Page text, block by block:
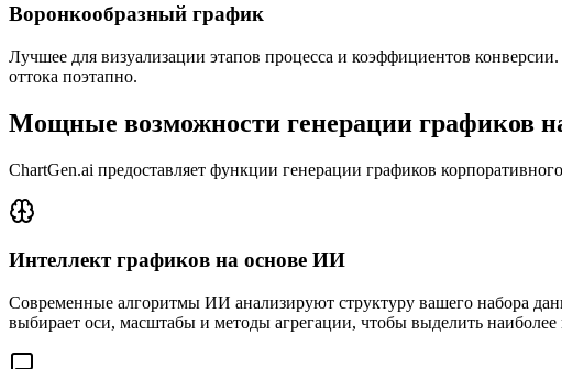
Воронкообразный график
Лучшее для визуализации этапов процесса и коэффициентов
оттока поэтапно.
Мощные возможности генерации графиков
ChartGen.ai предоставляет функции генерации графиков
Интеллект графиков на основе ИИ
Современные алгоритмы ИИ анализируют структуру вашего набора
выбирает оси, масштабы и методы агрегации, чтобы выделить